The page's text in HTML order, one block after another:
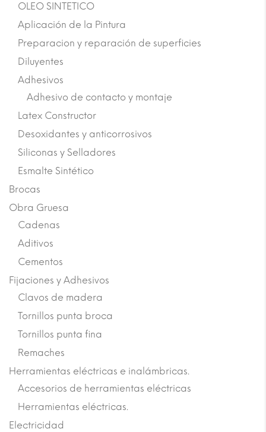
OLEO SINTETICO
Aplicación de la Pintura
Preparacion y reparación de superficies
Diluyentes
Adhesivos
Adhesivo de contacto y montaje
Latex Constructor
Desoxidantes y anticorrosivos
Siliconas y Selladores
Esmalte Sintético
Brocas
Obra Gruesa
Cadenas
Aditivos
Cementos
Fijaciones y Adhesivos
Clavos de madera
Tornillos punta broca
Tornillos punta fina
Remaches
Herramientas eléctricas e inalámbricas.
Accesorios de herramientas eléctricas
Herramientas eléctricas.
Electricidad